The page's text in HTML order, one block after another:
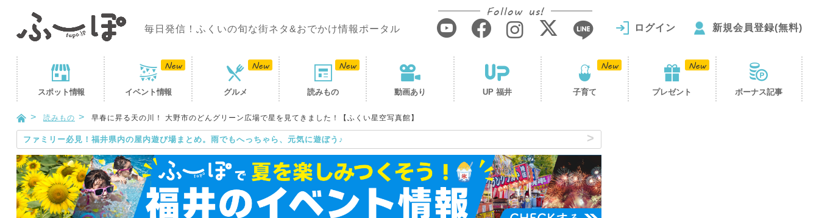
毎日発信！ふくいの旬な街ネタ&おでかけ情報ポータル
Follow us!
ログイン 新規会員登録(無料)
スポット情報 イベント情報 グルメ 読みもの 動画あり UP 福井 子育て プレゼント ボーナス記事
読みもの 早春に昇る天の川！ 大野市のどんグリーン広場で星を見てきました！【ふくい星空写真館】
ファミリー必見！福井県内の屋内遊び場まとめ。雨でもへっちゃら、元気に遊ぼう♪